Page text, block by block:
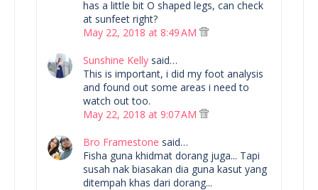
has a little bit O shaped legs, can check
at sunfeet right?
May 22, 2018 at 8:49 AM
Sunshine Kelly said…
This is important, i did my foot analysis
and found out some areas i need to
watch out too.
May 22, 2018 at 9:07 AM
Bro Framestone said…
Fisha guna khidmat dorang juga... Tapi
susah nak biasakan dia guna kasut yang
ditempah khas dari dorang...